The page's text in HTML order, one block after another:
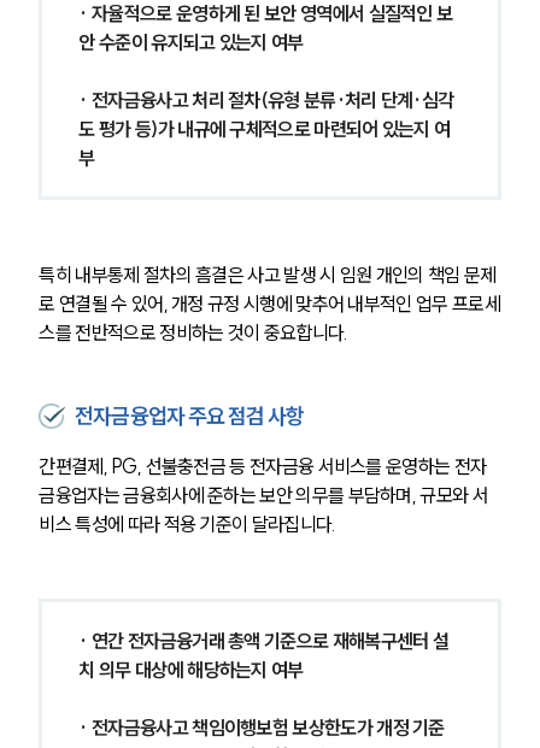
그룹소개
그룹소개
대륜의 강점
오시는 길
글로벌 파트너 로펌
업무사례
주요 업무사례
· 자율적으로 운영하게 된 보안 영역에서 실질적인 보
안 수준이 유지되고 있는지 여부
· 전자금융사고 처리 절차(유형 분류·처리 단계·심각
도 평가 등)가 내규에 구체적으로 마련되어 있는지 여
부
특히 내부통제 절차의 흠결은 사고 발생 시 임원 개인의 책임 문제
로 연결될 수 있어, 개정 규정 시행에 맞추어 내부적인 업무 프로세
스를 전반적으로 정비하는 것이 중요합니다.
전자금융업자 주요 점검 사항
간편결제, PG, 선불충전금 등 전자금융 서비스를 운영하는 전자
금융업자는 금융회사에 준하는 보안 의무를 부담하며, 규모와 서
비스 특성에 따라 적용 기준이 달라집니다.
· 연간 전자금융거래 총액 기준으로 재해복구센터 설
치 의무 대상에 해당하는지 여부
· 전자금융사고 책임이행보험 보상한도가 개정 기준